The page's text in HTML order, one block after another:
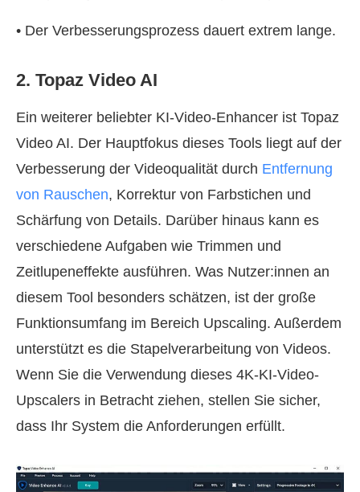
• Der Verbesserungsprozess dauert extrem lange.
2. Topaz Video AI
Ein weiterer beliebter KI-Video-Enhancer ist Topaz
Video AI. Der Hauptfokus dieses Tools liegt auf der
Verbesserung der Videoqualität durch Entfernung
von Rauschen, Korrektur von Farbstichen und
Schärfung von Details. Darüber hinaus kann es
verschiedene Aufgaben wie Trimmen und
Zeitlupeneffekte ausführen. Was Nutzer:innen an
diesem Tool besonders schätzen, ist der große
Funktionsumfang im Bereich Upscaling. Außerdem
unterstützt es die Stapelverarbeitung von Videos.
Wenn Sie die Verwendung dieses 4K-KI-Video-
Upscalers in Betracht ziehen, stellen Sie sicher,
dass Ihr System die Anforderungen erfüllt.